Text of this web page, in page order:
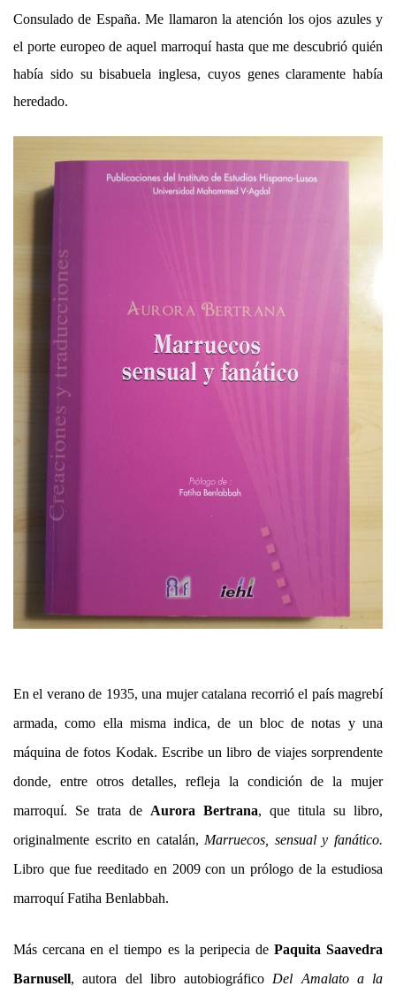
Consulado de España. Me llamaron la atención los ojos azules y
el porte europeo de aquel marroquí hasta que me descubrió quién
había sido su bisabuela inglesa, cuyos genes claramente había
heredado.
En el verano de 1935, una mujer catalana recorrió el país magrebí
armada, como ella misma indica, de un bloc de notas y una
máquina de fotos Kodak. Escribe un libro de viajes sorprendente
donde, entre otros detalles, refleja la condición de la mujer
marroquí. Se trata de Aurora Bertrana, que titula su libro,
originalmente escrito en catalán, Marruecos, sensual y fanático.
Libro quefue reeditado en 2009 con un prólogo de la estudiosa
marroquí Fatiha Benlabbah.
Más cercana en el tiempo es la peripecia de Paquita Saavedra
Barnusell, autora del libro autobiográfico Del Amalato a la